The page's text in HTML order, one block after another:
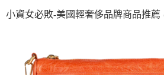
小資女必敗-美國輕奢侈品牌商品推薦